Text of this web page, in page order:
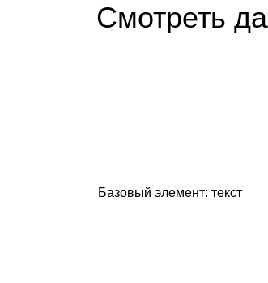
Смотреть
Базовый элемент: текст